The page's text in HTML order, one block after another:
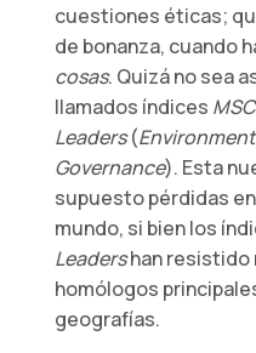
cuestiones éticas;
de bonanza, cuando
cosas. Quizá no sea
llamados índices
Leaders(
Governance). Esta
supuesto pérdidas
mundo, si bien los
Leadershan resistido
homólogos
geografías.